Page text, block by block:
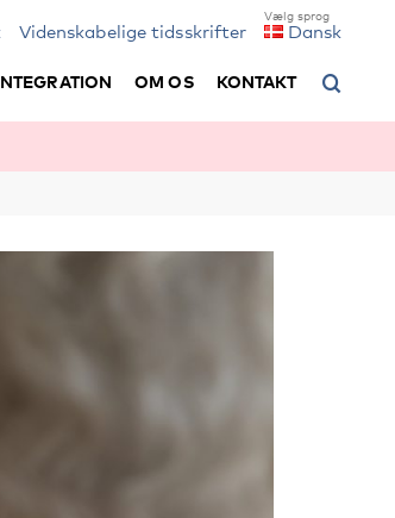
Videnskabelige tidsskrifter Dansk
OM OS KONTAKT